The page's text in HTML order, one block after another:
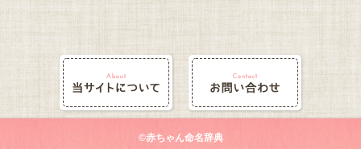
©赤ちゃん命名辞典